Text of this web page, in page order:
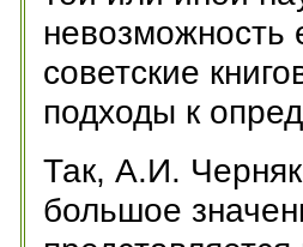
советские
подходы к
Так, А.И.
большое